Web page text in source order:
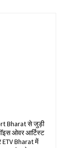
Bharat से जुड़ी
ओवर आर्टिस्ट
ETV Bharat में